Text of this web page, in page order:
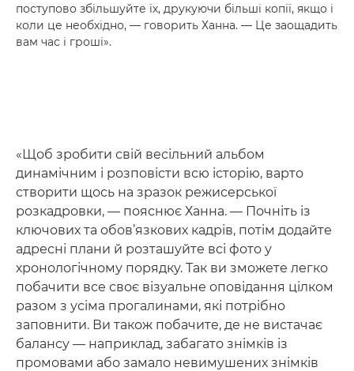
поступово збільшуйте їх, друкуючи більші копії, якщо і
коли це необхідно, — говорить Ханна. — Це заощадить
вам час і гроші».
«Щоб зробити свій весільний альбом
динамічним і розповісти всю історію, варто
створити щось на зразок режисерської
розкадровки, — пояснює Ханна. — Почніть із
ключових та обов’язкових кадрів, потім додайте
адресні плани й розташуйте всі фото у
хронологічному порядку. Так ви зможете легко
побачити все своє візуальне оповідання цілком
разом з усіма прогалинами, які потрібно
заповнити. Ви також побачите, де не вистачає
балансу — наприклад, забагато знімків із
промовами або замало невимушених знімків